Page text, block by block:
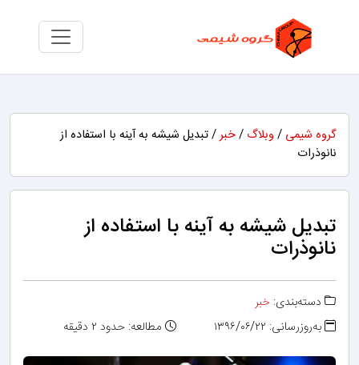
گروه شیمی / وبلاگ /خبر/ تبدیل شیشه به آینه با استفاده از
نانوذرات
تبدیل شیشه به آینه با استفاده از
نانوذرات
دسته‌بندی: خبر
به‌روزرسانی: ۱۳۹۶/۰۶/۲۲
مطالعه: حدود ۲ دقیقه